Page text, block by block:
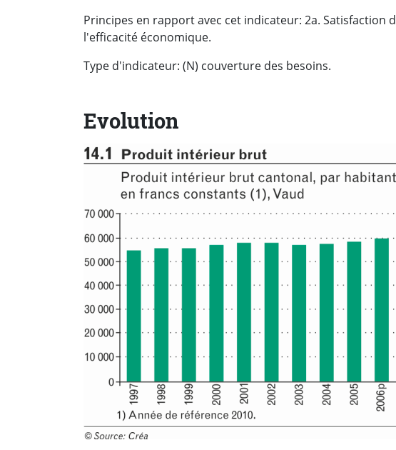
Principes en rapport avec cet indicateur: 2a. Satisfaction
l'efficacité économique.
Type d'indicateur: (N) couverture des besoins.
Evolution